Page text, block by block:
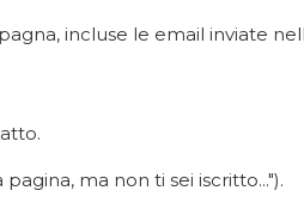
incluse le email inviate
ma non ti sei iscritto...").